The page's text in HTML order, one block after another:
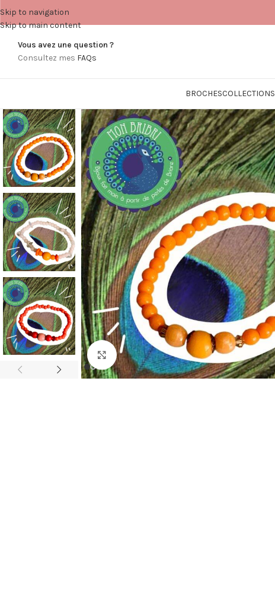
Skip to navigation
Skip to main content
Vous avez une question ?
Consultez mes FAQs
BROCHESCOLLECTIONS
Click to enlarge